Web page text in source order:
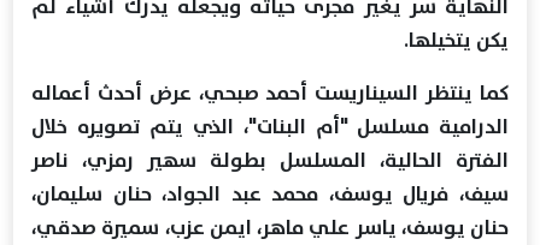
النهاية سر يغير مجرى حياته ويجعله يدرك أشياء لم
يكن يتخيلها.
كما ينتظر السيناريست أحمد صبحي، عرض أحدث أعماله
الدرامية مسلسل "أم البنات"، الذي يتم تصويره خلال
الفترة الحالية، المسلسل بطولة سهير رمزي، ناصر
سيف، فريال يوسف، محمد عبد الجواد، حنان سليمان،
حنان يوسف، ياسر علي ماهر، ايمن عزب، سميرة صدقي،